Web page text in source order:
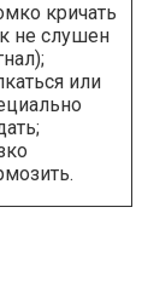
кричать
не слушен
или